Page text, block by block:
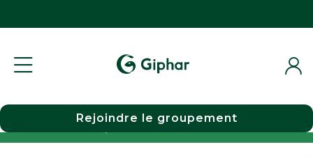
Choisir une pharmacie
Rejoindre le groupement